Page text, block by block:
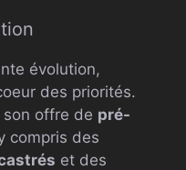
évolution,
des priorités.
son offre de pré-
compris des
et des